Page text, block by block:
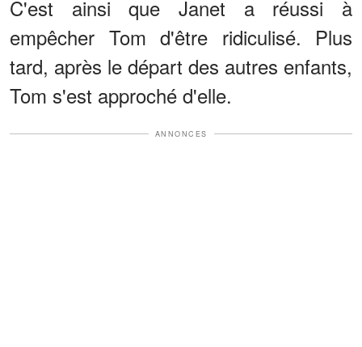
C'est ainsi que Janet a réussi à
empêcher Tom d'être ridiculisé. Plus
tard, après le départ des autres enfants,
Tom s'est approché d'elle.
ANNONCES